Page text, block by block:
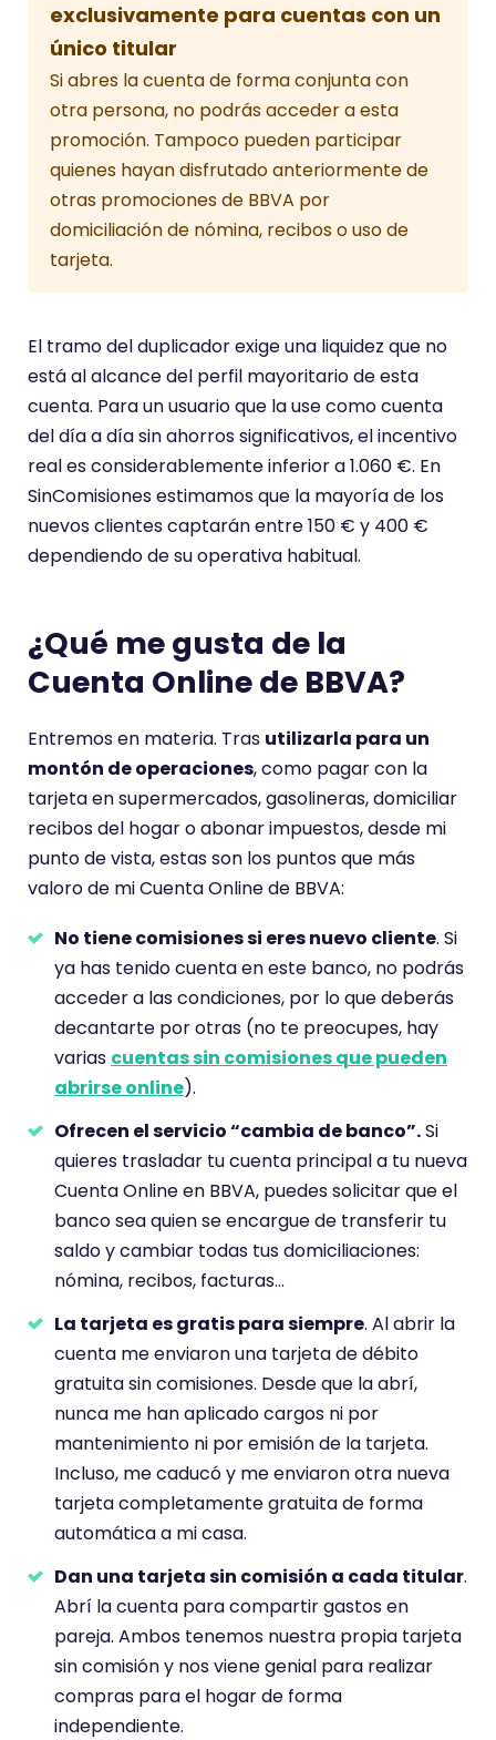
exclusivamente para cuentas con un
único titular
Si abres la cuenta de forma conjunta con
otra persona, no podrás acceder a esta
promoción. Tampoco pueden participar
quienes hayan disfrutado anteriormente de
otras promociones de BBVA por
domiciliación de nómina, recibos o uso de
tarjeta.
El tramo del duplicador exige una liquidez que no
está al alcance del perfil mayoritario de esta
cuenta. Para un usuario que la use como cuenta
del día a día sin ahorros significativos, el incentivo
real es considerablemente inferior a 1.060 €. En
SinComisiones estimamos que la mayoría de los
nuevos clientes captarán entre 150 € y 400 €
dependiendo de su operativa habitual.
¿Qué me gusta de la
Cuenta Online de BBVA?
Entremos en materia. Tras utilizarla para un
montón de operaciones, como pagar con la
tarjeta en supermercados, gasolineras, domiciliar
recibos del hogar o abonar impuestos, desde mi
punto de vista, estas son los puntos que más
valoro de mi Cuenta Online de BBVA:
No tiene comisiones si eres nuevo cliente. Si
ya has tenido cuenta en este banco, no podrás
acceder a las condiciones, por lo que deberás
decantarte por otras (no te preocupes, hay
varias cuentas sin comisiones que pueden
abrirse online).
Ofrecen el servicio “cambia de banco”.Si
quieres trasladar tu cuenta principal a tu nueva
Cuenta Online en BBVA, puedes solicitar que el
banco sea quien se encargue de transferir tu
saldo y cambiar todas tus domiciliaciones:
nómina, recibos, facturas…
La tarjeta es gratis para siempre. Al abrir la
cuenta me enviaron una tarjeta de débito
gratuita sin comisiones. Desde que la abrí,
nunca me han aplicado cargos ni por
mantenimiento ni por emisión de la tarjeta.
Incluso, me caducó y me enviaron otra nueva
tarjeta completamente gratuita de forma
automática a mi casa.
Dan una tarjeta sin comisión a cada titular.
Abrí la cuenta para compartir gastos en
pareja. Ambos tenemos nuestra propia tarjeta
sin comisión y nos viene genial para realizar
compras para el hogar de forma
independiente.